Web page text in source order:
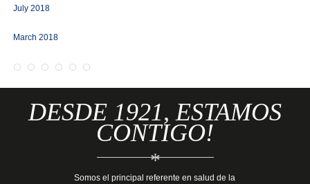
July 2018
March 2018
DESDE 1921, ESTAMOS
CONTIGO!
*
Somos el principal referente en salud de la